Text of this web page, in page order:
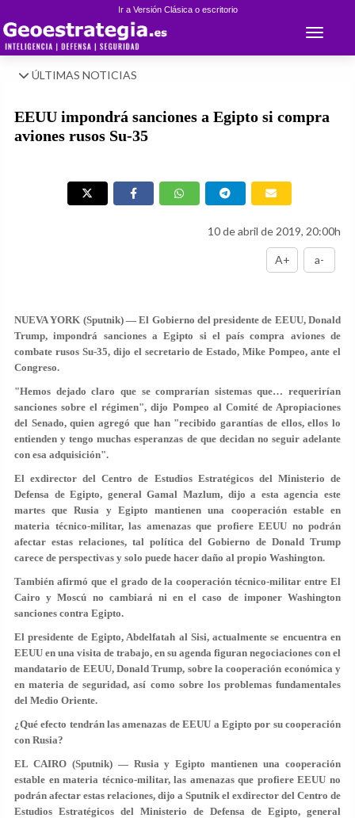
Ir a Versión Clásica o escritorio
Toggle
ÚLTIMAS NOTICIAS
EEUU impondrá sanciones a Egipto si compra
aviones rusos Su-35
10 de abril de 2019, 20:00h
A+ a-
NUEVA YORK (Sputnik) — El Gobierno del presidente de EEUU, Donald
Trump, impondrá sanciones a Egipto si el país compra aviones de
combate rusos Su-35, dijo el secretario de Estado, Mike Pompeo, ante el
Congreso.
"Hemos dejado claro que se comprarían sistemas que… requerirían
sanciones sobre el régimen", dijo Pompeo al Comité de Apropiaciones
del Senado, quien agregó que han "recibido garantías de ellos, ellos lo
entienden y tengo muchas esperanzas de que decidan no seguir adelante
con esa adquisición".
El exdirector del Centro de Estudios Estratégicos del Ministerio de
Defensa de Egipto, general Gamal Mazlum, dijo a esta agencia este
martes que Rusia y Egipto mantienen una cooperación estable en
materia técnico-militar, las amenazas que profiere EEUU no podrán
afectar estas relaciones, tal política del Gobierno de Donald Trump
carece de perspectivas y solo puede hacer daño al propio Washington.
También afirmó que el grado de la cooperación técnico-militar entre El
Cairo y Moscú no cambiará ni en el caso de imponer Washington
sanciones contra Egipto.
El presidente de Egipto, Abdelfatah al Sisi, actualmente se encuentra en
EEUU en una visita de trabajo, en su agenda figuran negociaciones con el
mandatario de EEUU, Donald Trump, sobre la cooperación económica y
en materia de seguridad, así como sobre los problemas fundamentales
del Medio Oriente.
¿Qué efecto tendrán las amenazas de EEUU a Egipto por su cooperación
con Rusia?
EL CAIRO (Sputnik) — Rusia y Egipto mantienen una cooperación
estable en materia técnico-militar, las amenazas que profiere EEUU no
podrán afectar estas relaciones, dijo a Sputnik el exdirector del Centro de
Estudios Estratégicos del Ministerio de Defensa de Egipto, general